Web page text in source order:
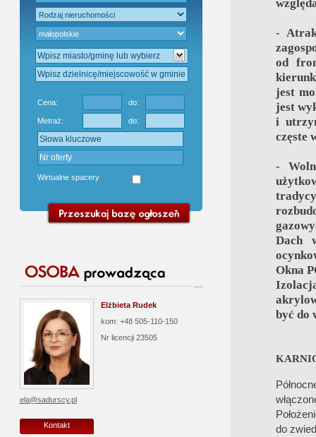
Cena: do:
Metraż: do:
Wirtualne spacery
Elżbieta Rudek
kom: +48 505-110-150
Nr licencji 23505
ela@sadurscy.pl
Kontakt
-
od
jest
jest
i
częste
-
Dach
Okna
być do
do